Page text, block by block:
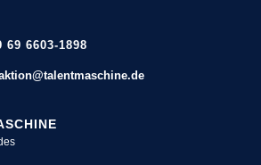
69 6603-1898